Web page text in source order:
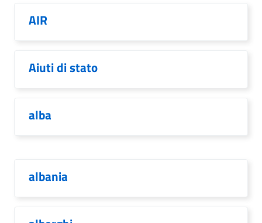
AIR
Aiuti di stato
alba
albania